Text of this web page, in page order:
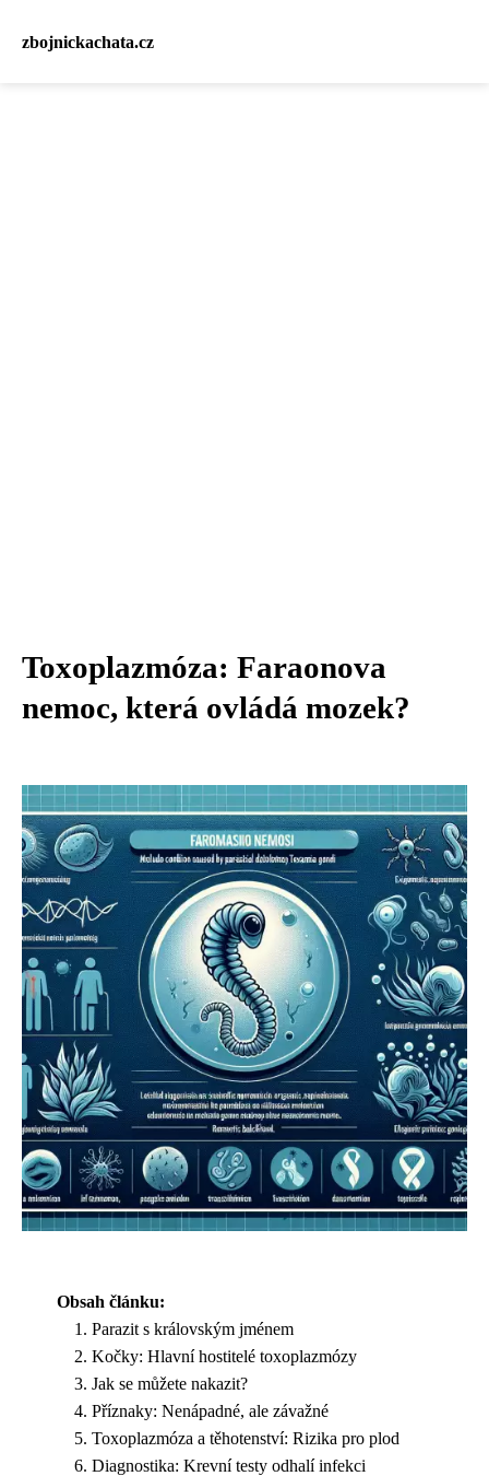
zbojnickachata.cz
Toxoplazmóza: Faraonova
nemoc, která ovládá mozek?
Obsah článku:
Parazit s královským jménem
Kočky: Hlavní hostitelé toxoplazmózy
Jak se můžete nakazit?
Příznaky: Nenápadné, ale závažné
Toxoplazmóza a těhotenství: Rizika pro plod
Diagnostika: Krevní testy odhalí infekci